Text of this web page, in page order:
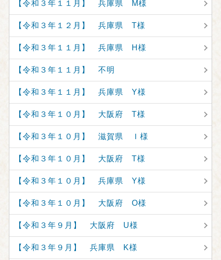
【令和３年１１月】 兵庫県 M様
【令和３年１２月】 兵庫県 T様
【令和３年１１月】 兵庫県 H様
【令和３年１１月】 不明
【令和３年１１月】 兵庫県 Y様
【令和３年１０月】 大阪府 T様
【令和３年１０月】 滋賀県 Ｉ様
【令和３年１０月】 大阪府 T様
【令和３年１０月】 兵庫県 Y様
【令和３年１０月】 大阪府 O様
【令和３年９月】 大阪府 U様
【令和３年９月】 兵庫県 K様